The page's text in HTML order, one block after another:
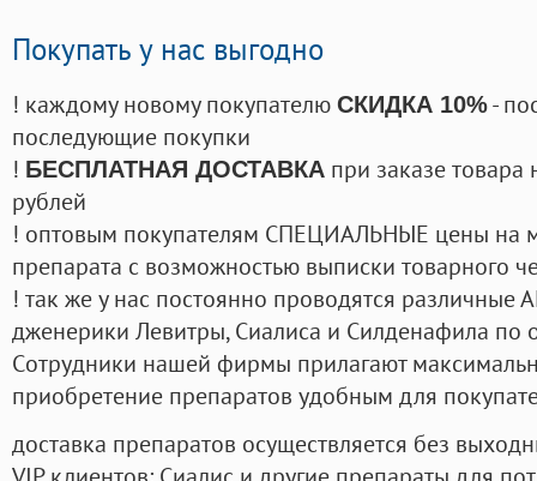
Покупать у нас выгодно
! каждому новому покупателю СКИДКА 10%-
последующие покупки
! БЕСПЛАТНАЯ ДОСТАВКА при заказе
рублей
! оптовым покупателям СПЕЦИАЛЬНЫЕ цены на
препарата с возможностью выписки товарного
! так же у нас постоянно проводятся
дженерики Левитры, Сиалиса и Силденафила по
Cотрудники нашей фирмы прилагают
приобретение препаратов удобным для
доставка препаратов осуществляется без